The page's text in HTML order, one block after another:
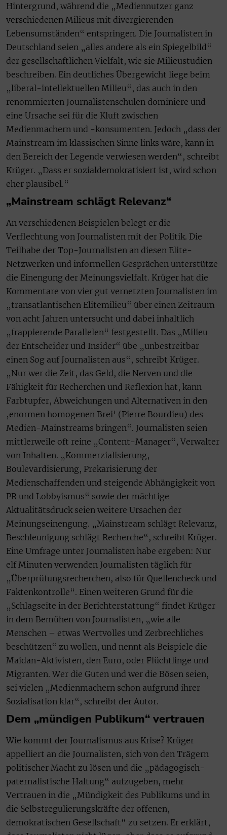
Hintergrund, während die „Mediennutzer ganz
verschiedenen Milieus mit divergierenden
Lebensumständen“ entspringen. Die Journalisten in
Deutschland seien „alles andere als ein Spiegelbild“
der gesellschaftlichen Vielfalt, wie sie Milieustudien
beschreiben. Ein deutliches Übergewicht liege beim
„liberal-intellektuellen Milieu“, das auch in den
renommierten Journalistenschulen dominiere und
eine Ursache sei für die Kluft zwischen
Medienmachern und -konsumenten. Jedoch „dass der
Mainstream im klassischen Sinne links wäre, kann in
den Bereich der Legende verwiesen werden“, schreibt
Krüger. „Dass er sozialdemokratisiert ist, wird schon
eher plausibel.“
„Mainstream schlägt Relevanz“
An verschiedenen Beispielen belegt er die
Verflechtung von Journalisten mit der Politik. Die
Teilhabe der Top-Journalisten an diesen Elite-
Netzwerken und informellen Gesprächen unterstütze
die Einengung der Meinungsvielfalt. Krüger hat die
Kommentare von vier gut vernetzten Journalisten im
„transatlantischen Elitemilieu“ über einen Zeitraum
von acht Jahren untersucht und dabei inhaltlich
„frappierende Parallelen“ festgestellt. Das „Milieu
der Entscheider und Insider“ übe „unbestreitbar
einen Sog auf Journalisten aus“, schreibt Krüger.
„Nur wer die Zeit, das Geld, die Nerven und die
Fähigkeit für Recherchen und Reflexion hat, kann
Farbtupfer, Abweichungen und Alternativen in den
‚enormen homogenen Brei‘ (Pierre Bourdieu) des
Medien-Mainstreams bringen“. Journalisten seien
mittlerweile oft reine „Content-Manager“, Verwalter
von Inhalten. „Kommerzialisierung,
Boulevardisierung, Prekarisierung der
Medienschaffenden und steigende Abhängigkeit von
PR und Lobbyismus“ sowie der mächtige
Aktualitätsdruck seien weitere Ursachen der
Meinungseinengung. „Mainstream schlägt Relevanz,
Beschleunigung schlägt Recherche“, schreibt Krüger.
Eine Umfrage unter Journalisten habe ergeben: Nur
elf Minuten verwenden Journalisten täglich für
„Überprüfungsrecherchen, also für Quellencheck und
Faktenkontrolle“. Einen weiteren Grund für die
„Schlagseite in der Berichterstattung“ findet Krüger
in dem Bemühen von Journalisten, „wie alle
Menschen – etwas Wertvolles und Zerbrechliches
beschützen“ zu wollen, und nennt als Beispiele die
Maidan-Aktivisten, den Euro, oder Flüchtlinge und
Migranten. Wer die Guten und wer die Bösen seien,
sei vielen „Medienmachern schon aufgrund ihrer
Sozialisation klar“, schreibt der Autor.
Dem „mündigen Publikum“ vertrauen
Wie kommt der Journalismus aus Krise? Krüger
appelliert an die Journalisten, sich von den Trägern
politischer Macht zu lösen und die „pädagogisch-
paternalistische Haltung“ aufzugeben, mehr
Vertrauen in die „Mündigkeit des Publikums und in
die Selbstregulierungskräfte der offenen,
demokratischen Gesellschaft“ zu setzen. Er erklärt,